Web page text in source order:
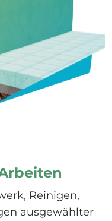
Reinigen,
ausgewählter